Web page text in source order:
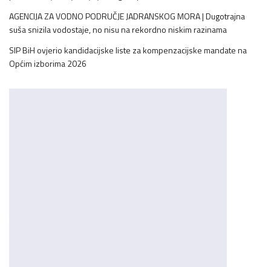
AGENCIJA ZA VODNO PODRUČJE JADRANSKOG MORA | Dugotrajna
suša snizila vodostaje, no nisu na rekordno niskim razinama
SIP BiH ovjerio kandidacijske liste za kompenzacijske mandate na
Općim izborima 2026